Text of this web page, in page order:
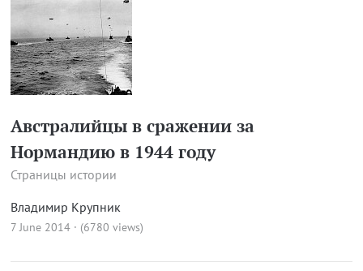
Австралийцы в сражении за
Нормандию в 1944 году
Страницы истории
Владимир Крупник
7 June 2014 · (6780 views)